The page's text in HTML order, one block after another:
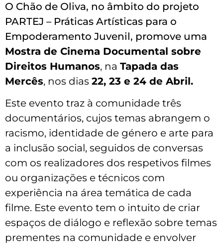
O Chão de Oliva, no âmbito do projeto
PARTEJ – Práticas Artísticas para o
Empoderamento Juvenil, promove uma
Mostra de Cinema Documental sobre
Direitos Humanos, na Tapada das
Mercês, nos dias 22, 23 e 24 de Abril.
Este evento traz à comunidade três
documentários, cujos temas abrangem o
racismo, identidade de género e arte para
a inclusão social, seguidos de conversas
com os realizadores dos respetivos filmes
ou organizações e técnicos com
experiência na área temática de cada
filme. Este evento tem o intuito de criar
espaços de diálogo e reflexão sobre temas
prementes na comunidade e envolver